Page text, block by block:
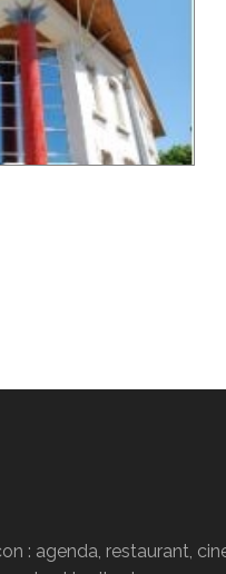
: agenda, restaurant,